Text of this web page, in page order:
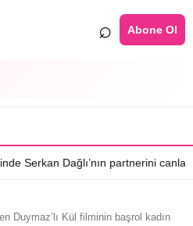
⌕ Abone Ol
partnerini canlandıracak•Daha 17’ye
Duymaz’lı Kül filminin başrol kadın